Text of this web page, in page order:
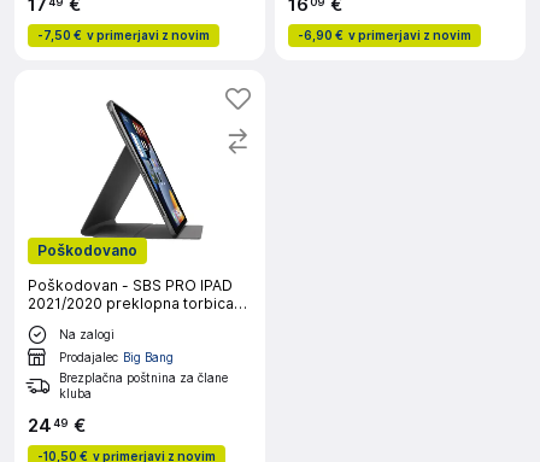
17 €
-7,50 € v primerjavi z novim
16 €
-6,90 € v primerjavi z novim
Poškodovano
Poškodovan - SBS PRO IPAD
2021/2020 preklopna torbica
črna
Na zalogi
Prodajalec Big Bang
Brezplačna poštnina za člane
kluba
2449 €
-10,50 € v primerjavi z novim